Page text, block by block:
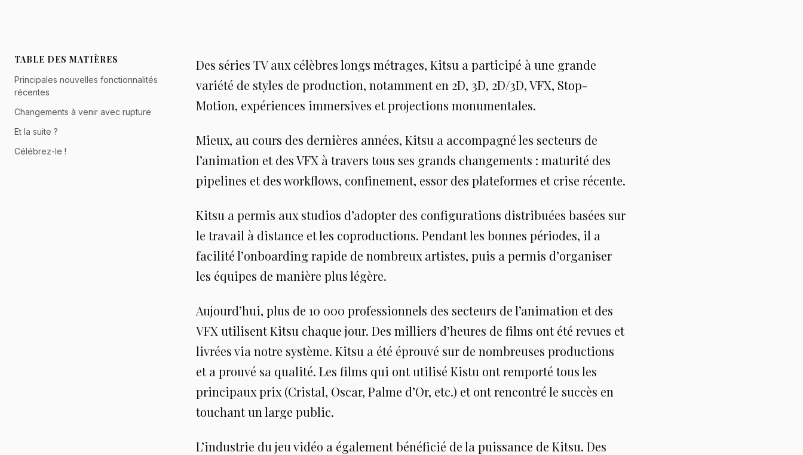
TABLE DES MATIÈRES
Principales nouvelles fonctionnalités
récentes
Changements à venir avec rupture
Et la suite ?
Célébrez-le !
Des séries TV aux célèbres longs métrages, Kitsu a participé à une grande
variété de styles de production, notamment en 2D, 3D, 2D/3D, VFX, Stop-
Motion, expériences immersives et projections monumentales.
Mieux, au cours des dernières années, Kitsu a accompagné les secteurs de
l’animation et des VFX à travers tous ses grands changements : maturité des
pipelines et des workflows, confinement, essor des plateformes et crise récente.
Kitsu a permis aux studios d’adopter des configurations distribuées basées sur
le travail à distance et les coproductions. Pendant les bonnes périodes, il a
facilité l’onboarding rapide de nombreux artistes, puis a permis d’organiser
les équipes de manière plus légère.
Aujourd’hui, plus de 10 000 professionnels des secteurs de l’animation et des
VFX utilisent Kitsu chaque jour. Des milliers d’heures de films ont été revues et
livrées via notre système. Kitsu a été éprouvé sur de nombreuses productions
et a prouvé sa qualité. Les films qui ont utilisé Kistu ont remporté tous les
principaux prix (Cristal, Oscar, Palme d’Or, etc.) et ont rencontré le succès en
touchant un large public.
L’industrie du jeu vidéo a également bénéficié de la puissance de Kitsu. Des